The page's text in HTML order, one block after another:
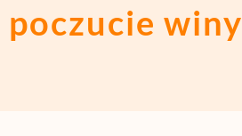
poczucie winy